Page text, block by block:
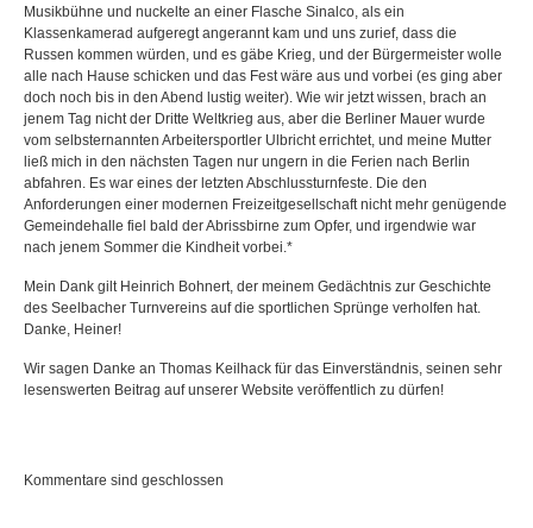
Musikbühne und nuckelte an einer Flasche Sinalco, als ein
Klassenkamerad aufgeregt angerannt kam und uns zurief, dass die
Russen kommen würden, und es gäbe Krieg, und der Bürgermeister wolle
alle nach Hause schicken und das Fest wäre aus und vorbei (es ging aber
doch noch bis in den Abend lustig weiter). Wie wir jetzt wissen, brach an
jenem Tag nicht der Dritte Weltkrieg aus, aber die Berliner Mauer wurde
vom selbsternannten Arbeitersportler Ulbricht errichtet, und meine Mutter
ließ mich in den nächsten Tagen nur ungern in die Ferien nach Berlin
abfahren. Es war eines der letzten Abschlussturnfeste. Die den
Anforderungen einer modernen Freizeitgesellschaft nicht mehr genügende
Gemeindehalle fiel bald der Abrissbirne zum Opfer, und irgendwie war
nach jenem Sommer die Kindheit vorbei.*
Mein Dank gilt Heinrich Bohnert, der meinem Gedächtnis zur Geschichte
des Seelbacher Turnvereins auf die sportlichen Sprünge verholfen hat.
Danke, Heiner!
Wir sagen Danke an Thomas Keilhack für das Einverständnis, seinen sehr
lesenswerten Beitrag auf unserer Website veröffentlich zu dürfen!
Kommentare sind geschlossen